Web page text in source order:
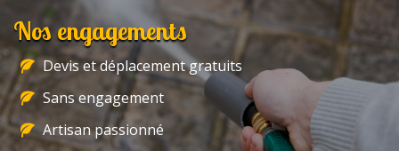
Nos engagements
Devis et déplacement gratuits
Sans engagement
Artisan passionné